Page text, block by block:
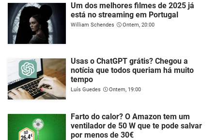
Um dos melhores filmes de 2025 já
está no streaming em Portugal
William Schendes Ontem, 20:00
Usas o ChatGPT grátis? Chegou a
notícia que todos queriam há muito
tempo
Luís Guedes Ontem, 19:00
Farto do calor? O Amazon tem um
ventilador de 50 W que te pode salvar
por menos de 30€